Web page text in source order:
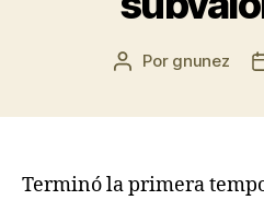
Autor
Por gnunez
Terminó la primera